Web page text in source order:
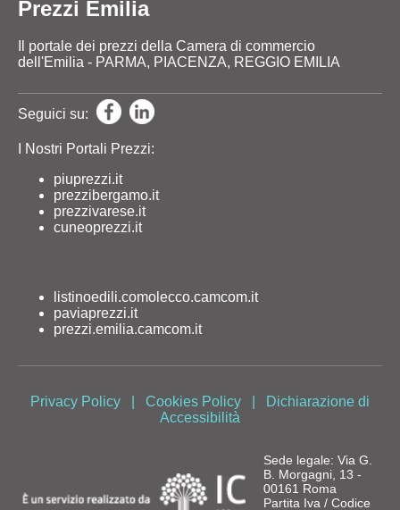
Prezzi Emilia
Il portale dei prezzi della Camera di commercio
dell'Emilia - PARMA, PIACENZA, REGGIO EMILIA
Seguici su:
I Nostri Portali Prezzi:
piuprezzi.it
prezzibergamo.it
prezzivarese.it
cuneoprezzi.it
listinoedili.comolecco.camcom.it
paviaprezzi.it
prezzi.emilia.camcom.it
Privacy Policy Cookies Policy
Dichiarazione di
Accessibilità
Sede legale: Via G.
B. Morgagni, 13 -
00161 Roma
Partita Iva / Codice